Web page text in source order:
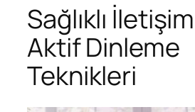
Sağlıklı
Aktif Dinleme
Teknikleri